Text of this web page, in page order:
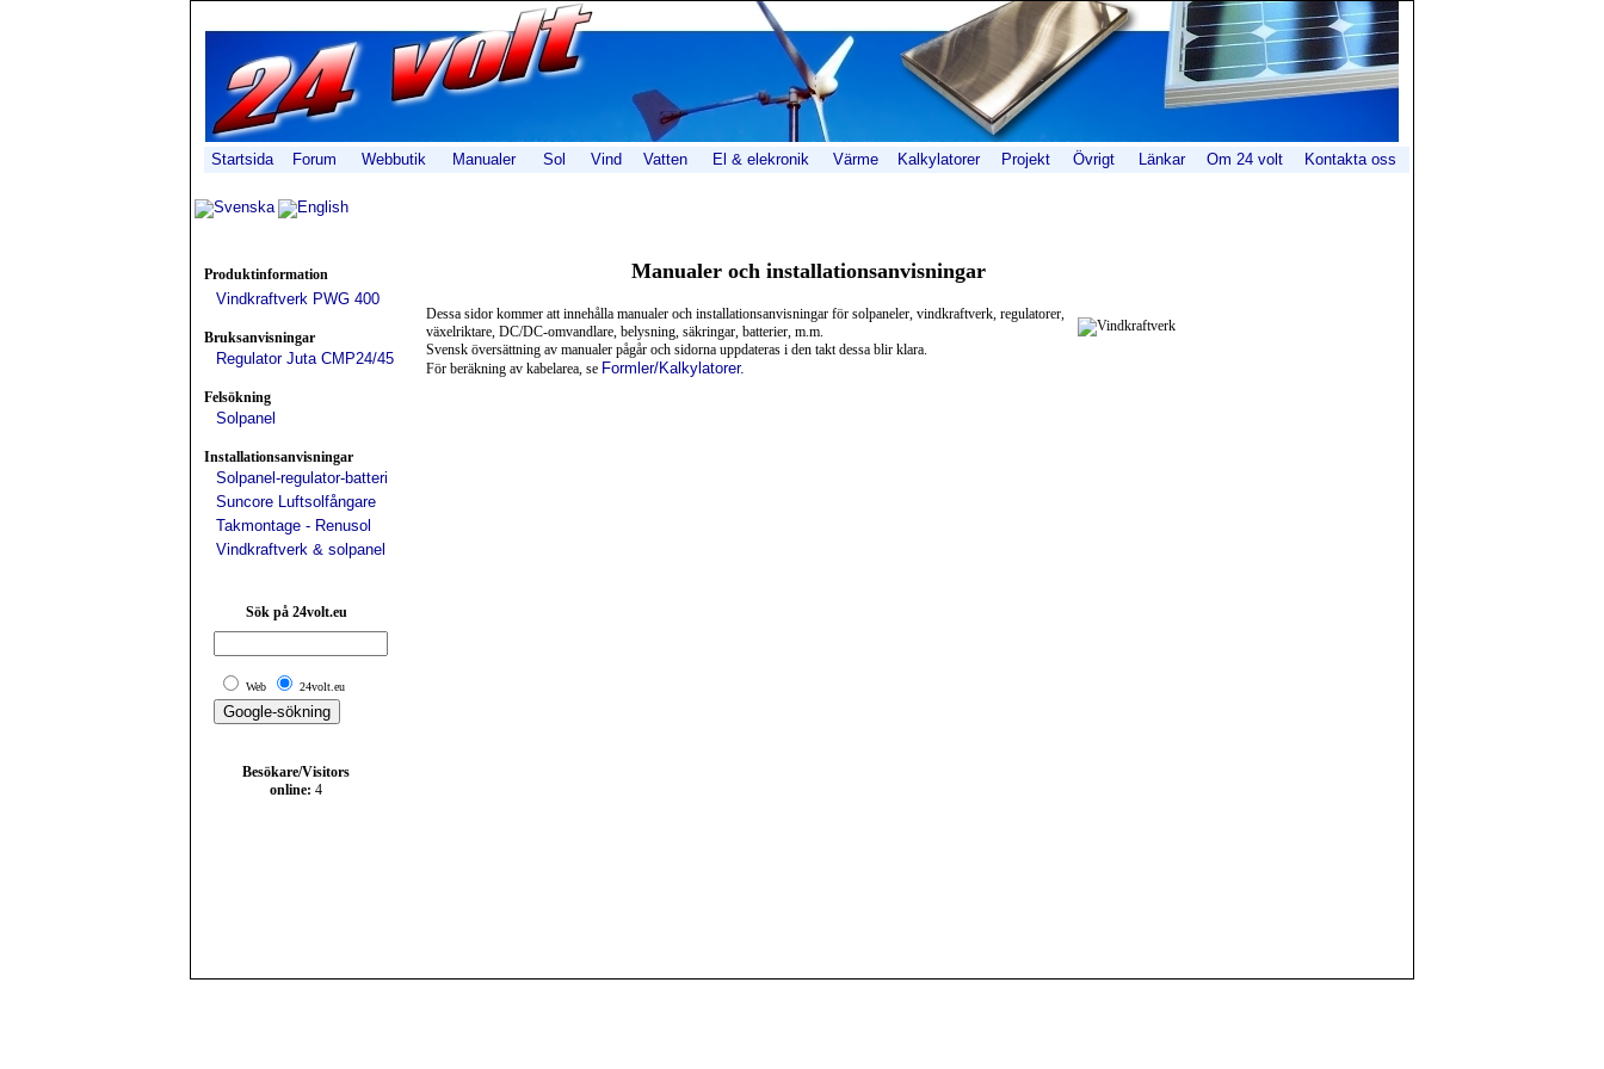
Startsida Forum Webbutik Manualer Sol Vind Vatten El & elekronik Värme Kalkylatorer Projekt Övrigt Länkar Om 24 volt Kontakta oss
Svenska English
Produktinformation
Vindkraftverk PWG 400
Bruksanvisningar
Regulator Juta CMP24/45
Felsökning
Solpanel
Installationsanvisningar
Solpanel-regulator-batteri
Suncore Luftsolfångare
Takmontage - Renusol
Vindkraftverk & solpanel
Sök på 24volt.eu
Web 24volt.eu
Besökare/Visitors
online: 4
Manualer och installationsanvisningar
Dessa sidor kommer att innehålla manualer och installationsanvisningar för solpaneler, vindkraftverk, regulatorer,
växelriktare, DC/DC-omvandlare, belysning, säkringar, batterier, m.m.
Svensk översättning av manualer pågår och sidorna uppdateras i den takt dessa blir klara.
För beräkning av kabelarea, se Formler/Kalkylatorer.